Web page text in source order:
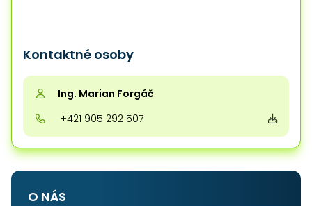
Kontaktné osoby
Ing. Marian Forgáč
+421 905 292 507
O NÁS